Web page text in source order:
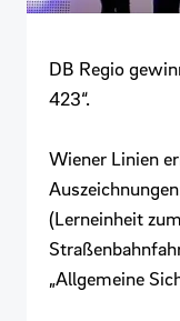
DB Regio
423“.
Wiener Linien
(Lerneinheit
„Allgemeine